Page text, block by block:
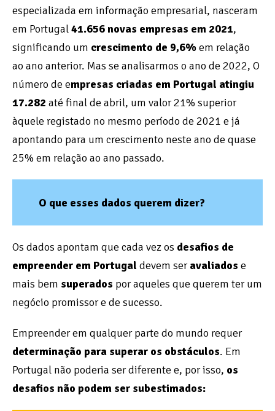
especializada em informação empresarial, nasceram
em Portugal41.656 novas empresas em 2021,
significando um crescimento de 9,6%em relação
ao ano anterior. Mas se analisarmos o ano de 2022, O
número de empresas criadas em Portugal atingiu
17.282 até final de abril, um valor 21% superior
àquele registado no mesmo período de 2021 e já
apontando para um crescimento neste ano de quase
25% em relação ao ano passado.
O que esses dados querem dizer?
Os dados apontam que cada vez os desafios de
empreender em Portugal devem seravaliados e
mais bem superados por aqueles que querem ter um
negócio promissor e de sucesso.
Empreender em qualquer parte do mundo requer
determinação para superar os obstáculos. Em
Portugal não poderia ser diferente e, por isso, os
desafios não podem ser subestimados: